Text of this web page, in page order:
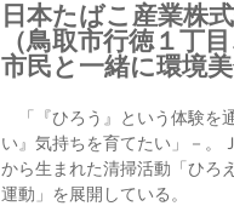
日本たばこ産業株
（鳥取市行徳１丁
市民と一緒に環境
「『ひろう』という体験を
い』気持ちを育てたい」－。
から生まれた清掃活動「ひろ
運動」を展開している。